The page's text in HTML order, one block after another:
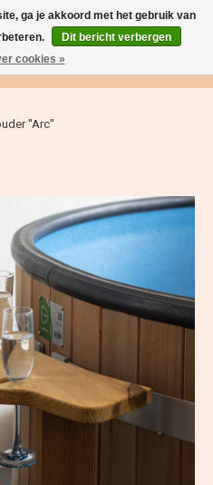
Verlanglijst
''Arc''
Items
ga je akkoord met het gebruik van
Dit bericht verbergen
cookies »